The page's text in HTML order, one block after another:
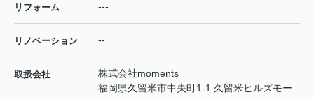
リフォーム ---
リノベーション --
取扱会社
株式会社moments
福岡県久留米市中央町1-1 久留米ヒルズモー